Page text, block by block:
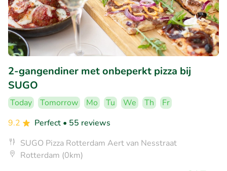
2-gangendiner met onbeperkt pizza bij
SUGO
Today Tomorrow Mo Tu We Th
Fr
9.2
Perfect • 55 reviews
SUGO Pizza Rotterdam Aert van Nesstraat
Rotterdam (0km)